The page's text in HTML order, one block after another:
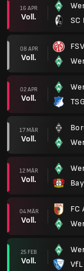
16 APR
Voll.
SC
08 APR
Voll.
02 APR
Voll.
17 MÄR
Voll.
12 MÄR
Voll.
04 MÄR
Voll.
FC
25 FEB
Voll.